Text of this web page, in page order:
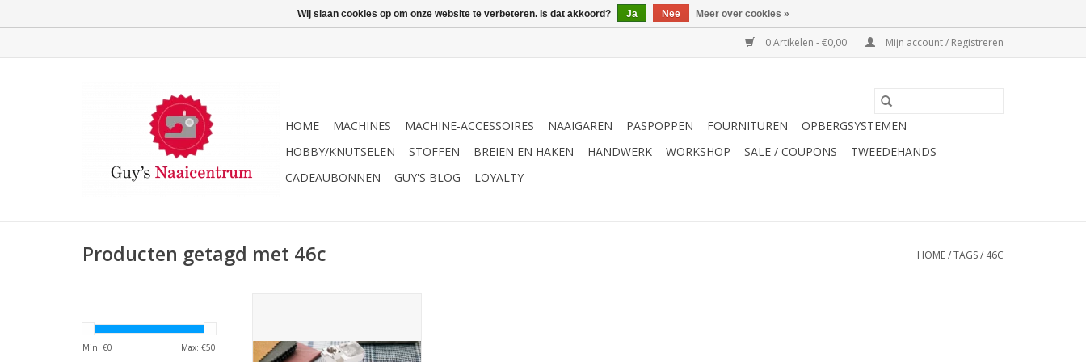
0 Artikelen - €0,00 Mijn account / Registreren
HOME MACHINES MACHINE-ACCESSOIRES NAAIGAREN PASPOPPEN FOURNITUREN
OPBERGSYSTEMEN
HOBBY/KNUTSELEN
STOFFEN BREIEN EN HAKEN HANDWERK WORKSHOP SALE / COUPONS
TWEEDEHANDS
CADEAUBONNEN
GUY'S BLOG LOYALTY
Producten getagd met 46c HOME/TAGS/ 46C
Min: €0 Max: €50
TOEVOEGEN AAN WINKELWAGEN
Wij slaan cookies op om onze website te verbeteren. Is dat akkoord? Ja Nee Meer over cookies »